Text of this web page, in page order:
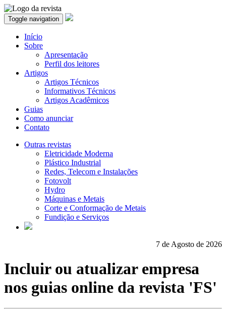
Toggle navigation
Início
Sobre
Apresentação
Perfil dos leitores
Artigos
Artigos Técnicos
Informativos Técnicos
Artigos Acadêmicos
Guias
Como anunciar
Contato
Outras revistas
Eletricidade Moderna
Plástico Industrial
Redes, Telecom e Instalações
Fotovolt
Hydro
Máquinas e Metais
Corte e Conformação de Metais
Fundição e Serviços
7 de Agosto de 2026
Incluir ou atualizar empresa
nos guias online da revista 'FS'